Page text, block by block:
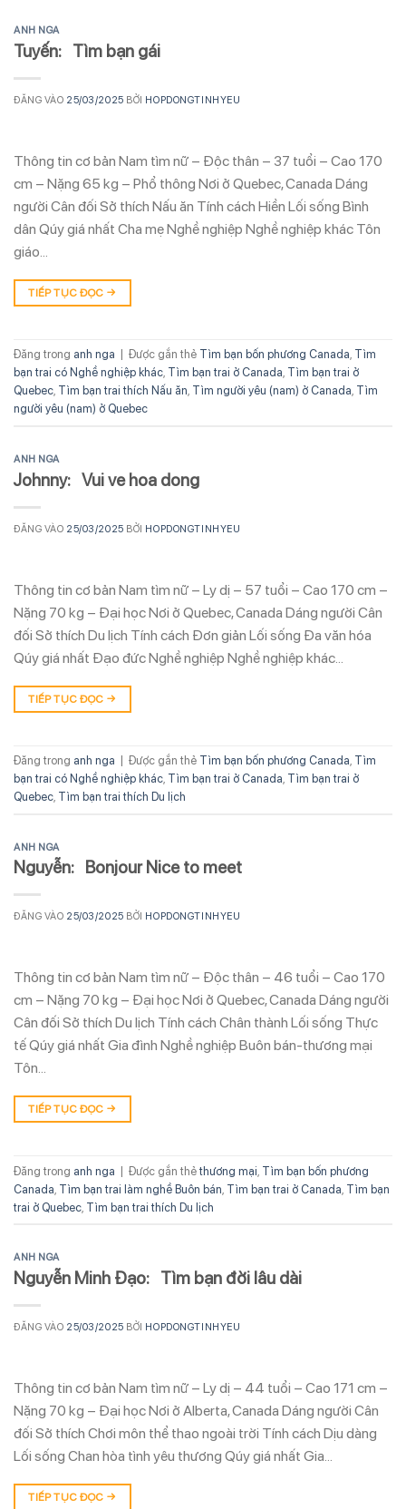
ANH NGA
Tuyến: Tìm bạn gái
ĐĂNG VÀO 25/03/2025 BỞI HOPDONGTINHYEU
Thông tin cơ bản Nam tìm nữ – Độc thân – 37 tuổi – Cao 170
cm – Nặng 65 kg – Phổ thông Nơi ở Quebec, Canada Dáng
người Cân đối Sở thích Nấu ăn Tính cách Hiền Lối sống Bình
dân Qúy giá nhất Cha mẹ Nghề nghiệp Nghề nghiệp khác Tôn
giáo…
TIẾP TỤC ĐỌC →
Đăng trong anh nga Được gắn thẻ Tìm bạn bốn phương Canada, Tìm
bạn trai có Nghề nghiệp khác, Tìm bạn trai ở Canada, Tìm bạn trai ở
Quebec, Tìm bạn trai thích Nấu ăn, Tìm người yêu (nam) ở Canada, Tìm
người yêu (nam) ở Quebec
ANH NGA
Johnny: Vui ve hoa dong
ĐĂNG VÀO 25/03/2025 BỞI HOPDONGTINHYEU
Thông tin cơ bản Nam tìm nữ – Ly dị – 57 tuổi – Cao 170 cm –
Nặng 70 kg – Đại học Nơi ở Quebec, Canada Dáng người Cân
đối Sở thích Du lịch Tính cách Đơn giản Lối sống Đa văn hóa
Qúy giá nhất Đạo đức Nghề nghiệp Nghề nghiệp khác…
TIẾP TỤC ĐỌC →
Đăng trong anh nga Được gắn thẻ Tìm bạn bốn phương Canada Tìm
bạn trai có Nghề nghiệp khác Tìm bạn trai ở Canada Tìm bạn trai ở
Quebec Tìm bạn trai thích Du lịch
ANH NGA
Nguyễn: Bonjour Nice to meet
ĐĂNG VÀO 25/03/2025 BỞI HOPDONGTINHYEU
Thông tin cơ bản Nam tìm nữ – Độc thân – 46 tuổi – Cao 170
cm – Nặng 70 kg – Đại học Nơi ở Quebec, Canada Dáng người
Cân đối Sở thích Du lịch Tính cách Chân thành Lối sống Thực
tế Qúy giá nhất Gia đình Nghề nghiệp Buôn bán-thương mại
Tôn…
TIẾP TỤC ĐỌC →
Đăng trong anh nga | Được gắn thẻ thương mại Tìm bạn bốn phương
Canada Tìm bạn trai làm nghề Buôn bán Tìm bạn trai ở Canada Tìm bạn
trai ở Quebec Tìm bạn trai thích Du lịch
ANH NGA
Nguyễn Minh Đạo: Tìm bạn đời lâu dài
ĐĂNG VÀO 25/03/2025 BỞI HOPDONGTINHYEU
Thông tin cơ bản Nam tìm nữ – Ly dị – 44 tuổi – Cao 171 cm –
Nặng 70 kg – Đại học Nơi ở Alberta, Canada Dáng người Cân
đối Sở thích Chơi môn thể thao ngoài trời Tính cách Dịu dàng
Lối sống Chan hòa tình yêu thương Qúy giá nhất Gia…
TIẾP TỤC ĐỌC →